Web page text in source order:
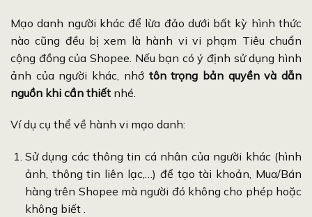
Mạo danh người khác để lừa đảo dưới bất kỳ hình thức
nào cũng đều bị xem là hành vi vi phạm Tiêu chuẩn
cộng đồng của Shopee. Nếu bạn có ý định sử dụng hình
ảnh của người khác, nhớ tôn trọng bản quyền và dẫn
nguồn khi cần thiết nhé.
Ví dụ cụ thể về hành vi mạo danh:
Sử dụng các thông tin cá nhân của người khác (hình
ảnh, thông tin liên lạc,…) để tạo tài khoản, Mua/Bán
hàng trên Shopee mà người đó không cho phép hoặc
không biết .